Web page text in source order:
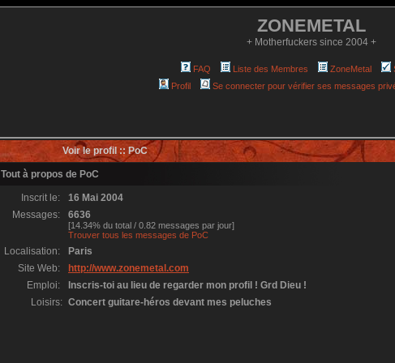
ZONEMETAL
+ Motherfuckers since 2004 +
FAQ Liste des Membres ZoneMetal
Profil
Se connecter pour vérifier ses messages
Voir le profil :: PoC
Tout à propos de PoC
Inscrit le:
16 Mai 2004
Messages:
6636
[14.34% du total / 0.82 messages par jour]
Trouver tous les messages de PoC
Localisation:
Paris
Site Web:
http://www.zonemetal.com
Emploi:
Inscris-toi au lieu de regarder mon profil ! Grd Dieu !
Loisirs: Concert guitare-héros devant mes peluches